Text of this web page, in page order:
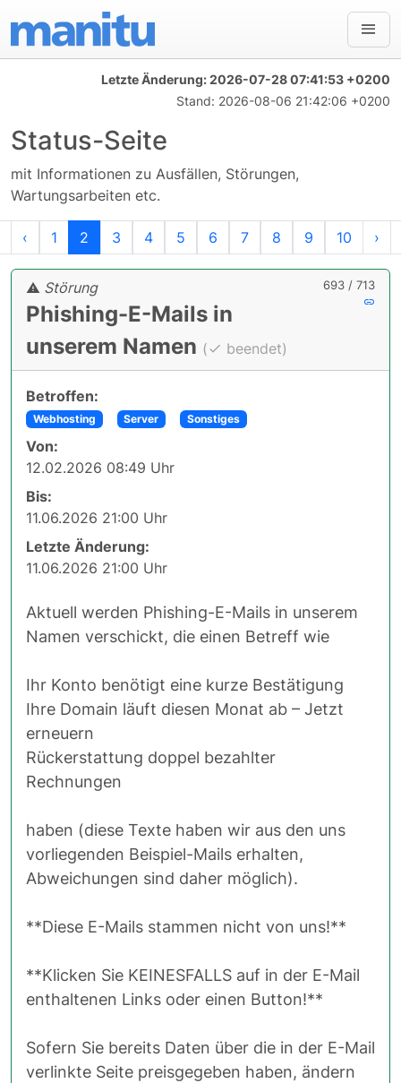
Letzte Änderung:2026-07-28 07:41:53 +0200
Stand: 2026-08-06 21:42:06 +0200
Status-Seite
mit Informationen zu Ausfällen, Störungen,
Wartungsarbeiten etc.
‹Vorherige
1 2 3 4 5 6 7 8 9 10 ›
693 / 713
Störung
Phishing-E-Mails in
unserem Namen ( beendet)
Betroffen:
Webhosting Server Sonstiges
Von:
12.02.2026 08:49 Uhr
Bis:
11.06.2026 21:00 Uhr
Letzte Änderung:
11.06.2026 21:00 Uhr
Aktuell werden Phishing-E-Mails in unserem
Namen verschickt, die einen Betreff wie
Ihr Konto benötigt eine kurze Bestätigung
Ihre Domain läuft diesen Monat ab – Jetzt
erneuern
Rückerstattung doppel bezahlter
Rechnungen
haben (diese Texte haben wir aus den uns
vorliegenden Beispiel-Mails erhalten,
Abweichungen sind daher möglich).
**Diese E-Mails stammen nicht von uns!**
**Klicken Sie KEINESFALLS auf in der E-Mail
enthaltenen Links oder einen Button!**
Sofern Sie bereits Daten über die in der E-Mail
verlinkte Seite preisgegeben haben, ändern